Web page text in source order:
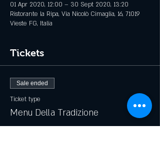
01 Apr 2020, 12:00 – 30 Sept 2020, 13:20
Ristorante la Ripa, Via Nicolò Cimaglia, 16, 71019
Vieste FG, Italia
Tickets
Sale ended
Ticket type
Menu Della Tradizione